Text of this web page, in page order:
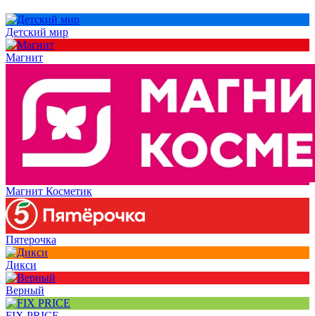
Детский мир
Магнит
Магнит Косметик
Пятерочка
Дикси
Верный